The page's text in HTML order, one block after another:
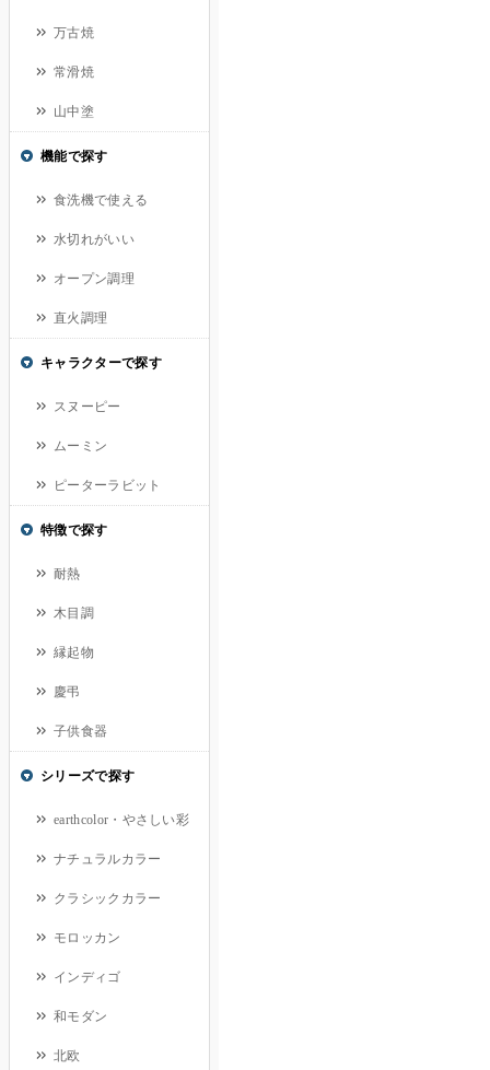
万古焼
常滑焼
山中塗
機能で探す
食洗機で使える
水切れがいい
オープン調理
直火調理
キャラクターで探す
スヌーピー
ムーミン
ピーターラビット
特徴で探す
耐熱
木目調
縁起物
慶弔
子供食器
シリーズで探す
earthcolor・やさしい彩
ナチュラルカラー
クラシックカラー
モロッカン
インディゴ
和モダン
北欧